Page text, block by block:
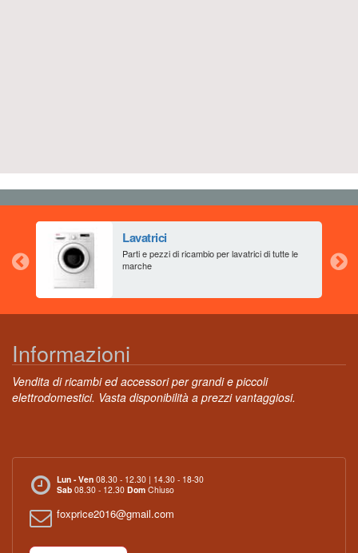
Lavatrici
Parti e pezzi di ricambio per lavatrici di tutte le
marche
Informazioni
Vendita di ricambi ed accessori per grandi e piccoli
elettrodomestici. Vasta disponibilità a prezzi vantaggiosi.
Lun - Ven 08.30 - 12.30 | 14.30 - 18-30
Sab 08.30 - 12.30 Dom Chiuso
foxprice2016@gmail.com